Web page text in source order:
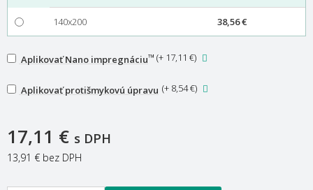
140x200 38,56 €
Aplikovať Nano impregnáciu™ (+ 17,11 €)
Aplikovať protišmykovú úpravu (+ 8,54 €)
17,11 € s DPH
13,91 € bez DPH